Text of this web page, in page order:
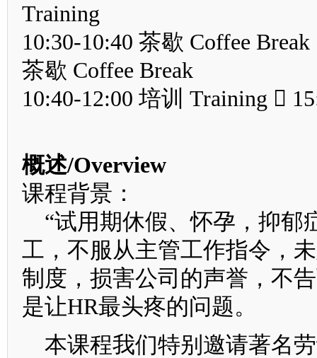
Training
10:30-10:40 茶歇 Coffee
茶歇 Coffee Break
10:40-12:00 培训 Training 
概述/Overview
课程背景：
“试用期休假、怀孕，抑郁
工，不服从主管工作指令，
制度，损害公司的声誉，不
是让HR最头疼的问题。
本课程我们特别邀请著名